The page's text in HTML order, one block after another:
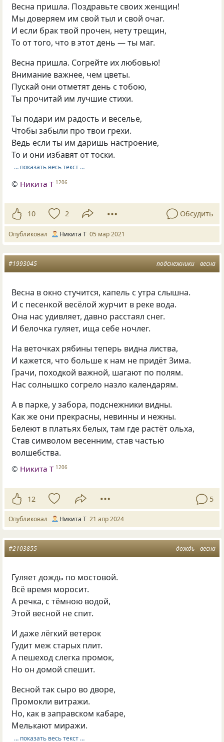
Весна пришла. Поздравьте своих женщин!
Мы доверяем им свой тыл и свой очаг.
И если брак твой прочен, нету трещин,
То от того, что в этот день — ты маг.
Весна пришла. Согрейте их любовью!
Внимание важнее, чем цветы.
Пускай они отметят день с тобою,
Ты прочитай им лучшие стихи.
Ты подари им радость и веселье,
Чтобы забыли про твои грехи.
Ведь если ты им даришь настроение,
То и они избавят от тоски.
… показать весь текст …
© Никита Т 1206
10 2 Обсудить
Опубликовал Никита Т 05 мар 2021
подснежники весна
#1993045
Весна в окно стучится, капель с утра слышна.
И с песенкой весёлой журчит в реке вода.
Она нас удивляет, давно расстаял снег.
И белочка гуляет, ища себе ночлег.
На веточках рябины теперь видна листва,
И кажется, что больше к нам не придёт Зима.
Грачи, походкой важной, шагают по полям.
Нас солнышко согрело назло календарям.
А в парке, у забора, подснежники видны.
Как же они прекрасны, невинны и нежны.
Белеют в платьях белых, там где растёт ольха,
Став символом весенним, став частью
волшебства.
© Никита Т 1206
12 5
Опубликовал Никита Т 21 апр 2024
дождь весна
#2103855
Гуляет дождь по мостовой.
Всё время моросит.
А речка, с тёмною водой,
Этой весной не спит.
И даже лёгкий ветерок
Гудит меж старых плит.
А пешеход слегка промок,
Но он домой спешит.
Весной так сыро во дворе,
Промокли витражи.
Но, как в заправском кабаре,
Мелькают миражи.
… показать весь текст …